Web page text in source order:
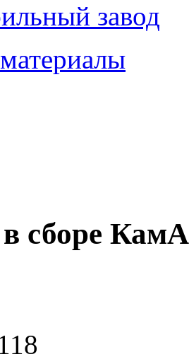
завод
сборе